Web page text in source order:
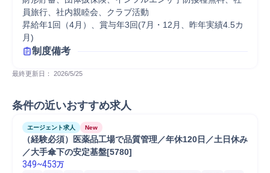
員旅行、社内親睦会、クラブ活動
昇給年1回（4月）、賞与年3回(7月・12月、昨年実績4.5カ
月)
制度備考
最終更新日： 2026/5/25
条件の近いおすすめ求人
エージェント求人 New
（経験必須）医薬品工場で品質管理／年休120日／土日休み
／大手傘下の安定基盤[5780]
349~453万